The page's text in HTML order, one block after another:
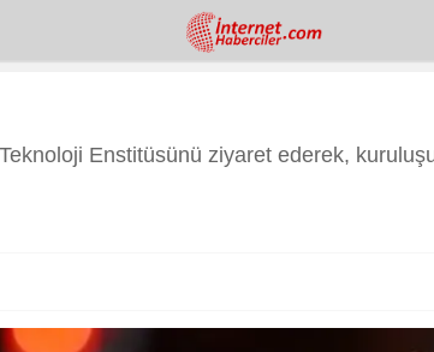
Enstitüsünü ziyaret ederek,